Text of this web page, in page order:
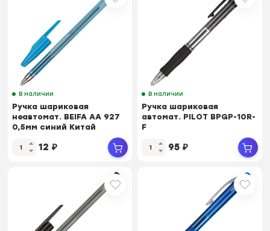
В наличии
Ручка шариковая
неавтомат. BEIFA AA 927
0,5мм синий Китай
12 ₽
В наличии
Ручка шариковая
автомат. PILOT BPGP-10R-
F
95 ₽